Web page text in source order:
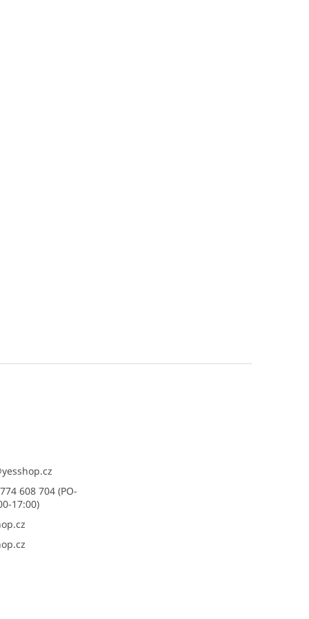
yesshop.cz
608 704 (PO-
17:00)